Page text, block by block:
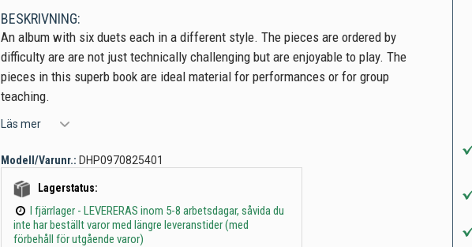
BESKRIVNING:
An album with six duets each in a different style. The pieces are ordered by
difficulty are are not just technically challenging but are enjoyable to play. The
pieces in this superb book are ideal material for performances or for group
teaching.
Läs mer
Modell/Varunr.: DHP0970825401
Lagerstatus:
I fjärrlager - LEVERERAS inom 5-8 arbetsdagar, såvida du
inte har beställt varor med längre leveranstider (med
förbehåll för utgående varor)